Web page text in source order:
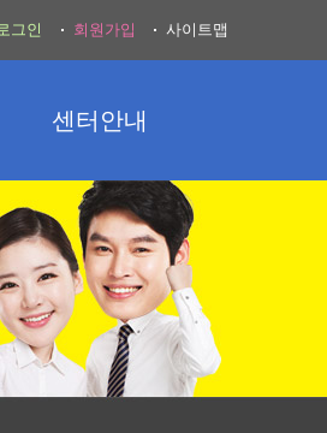
센터안내
그인 회원가입 사이트맵